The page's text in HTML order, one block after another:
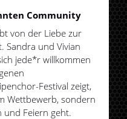
Community
von der Liebe zur
Sandra und Vivian
jede*r willkommen
Festival zeigt,
Wettbewerb, sondern
und Feiern geht.